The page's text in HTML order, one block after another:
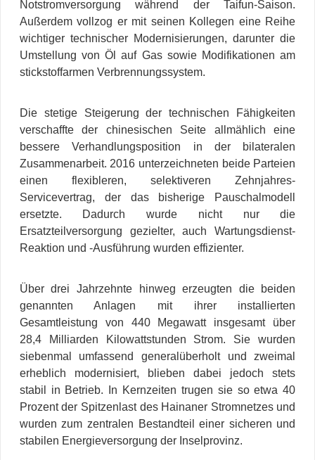
Notstromversorgung während der Taifun-Saison.
Außerdem vollzog er mit seinen Kollegen eine Reihe
wichtiger technischer Modernisierungen, darunter die
Umstellung von Öl auf Gas sowie Modifikationen am
stickstoffarmen Verbrennungssystem.
Die stetige Steigerung der technischen Fähigkeiten
verschaffte der chinesischen Seite allmählich eine
bessere Verhandlungsposition in der bilateralen
Zusammenarbeit. 2016 unterzeichneten beide Parteien
einen flexibleren, selektiveren Zehnjahres-
Servicevertrag, der das bisherige Pauschalmodell
ersetzte. Dadurch wurde nicht nur die
Ersatzteilversorgung gezielter, auch Wartungsdienst-
Reaktion und -Ausführung wurden effizienter.
Über drei Jahrzehnte hinweg erzeugten die beiden
genannten Anlagen mit ihrer installierten
Gesamtleistung von 440 Megawatt insgesamt über
28,4 Milliarden Kilowattstunden Strom. Sie wurden
siebenmal umfassend generalüberholt und zweimal
erheblich modernisiert, blieben dabei jedoch stets
stabil in Betrieb. In Kernzeiten trugen sie so etwa 40
Prozent der Spitzenlast des Hainaner Stromnetzes und
wurden zum zentralen Bestandteil einer sicheren und
stabilen Energieversorgung der Inselprovinz.